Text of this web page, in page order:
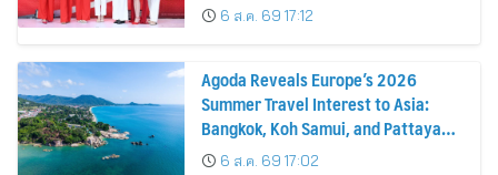
6 ส.ค. 69 17:12
Agoda Reveals Europe’s 2026
Summer Travel Interest to Asia:
Bangkok, Koh Samui, and Pattaya
Among the Top Cities
6 ส.ค. 69 17:02